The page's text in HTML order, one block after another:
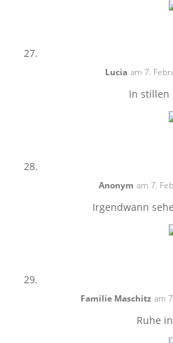
Lucia am 7.
In stillen
Anonym am 7.
Irgendwann
Familie Maschitz am
Ruhe